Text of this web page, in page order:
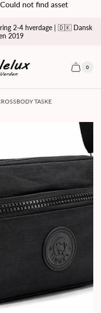
not find asset
2-4 hverdage | 🇩🇰 Dansk
2019
Cart
Cart
0
TASKE